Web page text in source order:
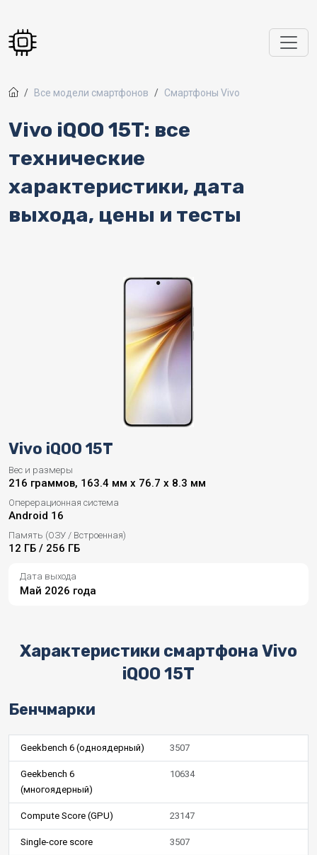
Все модели смартфонов Смартфоны Vivo
Vivo iQOO 15T: все
технические
характеристики, дата
выхода, цены и тесты
Vivo iQOO 15T
Вес и размеры
216 граммов, 163.4 мм x 76.7 x 8.3 мм
Оперерационная система
Android 16
Память (ОЗУ / Встроенная)
12 ГБ / 256 ГБ
Дата выхода
Май 2026 года
Характеристики смартфона Vivo
iQOO 15T
Бенчмарки
Geekbench 6 (одноядерный) 3507
Geekbench 6
(многоядерный)
10634
Compute Score (GPU) 23147
Single-core score 3507